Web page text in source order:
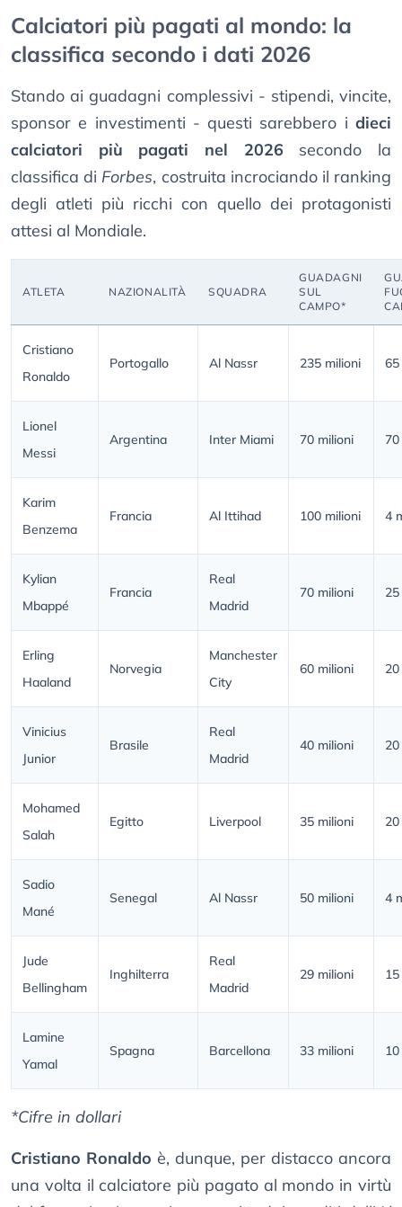
Calciatori più pagati al mondo: la
classifica secondo i dati 2026
Stando ai guadagni complessivi - stipendi, vincite,
sponsor e investimenti - questi sarebbero i dieci
calciatori più pagati nel 2026 secondo la
classifica di Forbes, costruita incrociando il ranking
degli atleti più ricchi con quello dei protagonisti
attesi al Mondiale.
ATLETA NAZIONALITÀ SQUADRA
GUADAGNI
SUL
CAMPO*
Cristiano
Ronaldo
Portogallo Al Nassr 235 milioni 65
Lionel
Messi
Argentina Inter Miami 70 milioni
Karim
Benzema
Francia Al Ittihad 100 milioni 4
Kylian
Mbappé
Francia
Real
Madrid
70 milioni
Erling
Haaland
Norvegia
Manchester
City
60 milioni
Vinicius
Junior
Brasile
Real
Madrid
40 milioni
Mohamed
Salah
Egitto Liverpool 35 milioni
Sadio
Mané
Senegal Al Nassr 50 milioni 4
Jude
Bellingham
Inghilterra
Real
Madrid
29 milioni
Lamine
Yamal
Spagna Barcellona 33 milioni
*Cifre in dollari
Cristiano Ronaldo è, dunque, per distacco ancora
una volta il calciatore più pagato al mondo in virtù